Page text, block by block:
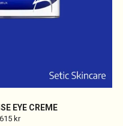
EYE CREME
kr